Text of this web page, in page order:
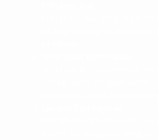
jumlah kata, tenggat
Setelah mengisi formulir
sistem pembayaran yang